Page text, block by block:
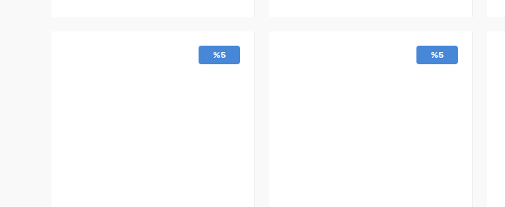
%5 %5